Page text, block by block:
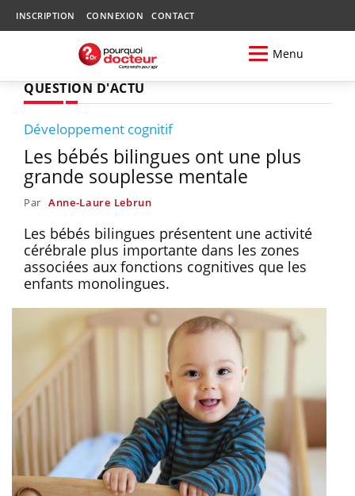
INSCRIPTION CONNEXION CONTACT
Menu
QUESTION D'ACTU
Développement cognitif
Les bébés bilingues ont une plus
grande souplesse mentale
Par Anne-Laure Lebrun
Les bébés bilingues présentent une activité
cérébrale plus importante dans les zones
associées aux fonctions cognitives que les
enfants monolingues.